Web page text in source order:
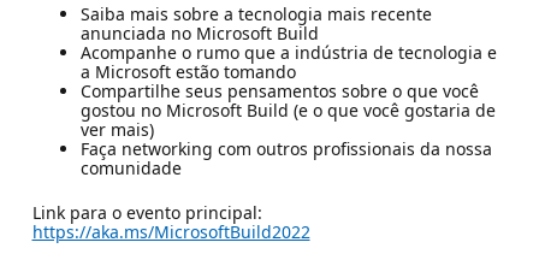
Saiba mais sobre a tecnologia mais recente
anunciada no Microsoft Build
Acompanhe o rumo que a indústria de tecnologia e
a Microsoft estão tomando
Compartilhe seus pensamentos sobre o que você
gostou no Microsoft Build (e o que você gostaria de
ver mais)
Faça networking com outros profissionais da nossa
comunidade
Link para o evento principal:
https://aka.ms/MicrosoftBuild2022